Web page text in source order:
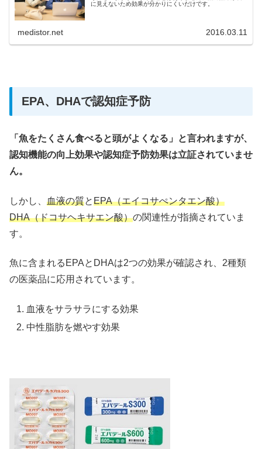
に見えないため効果が分かりにくいだけです。
medistor.net 2016.03.11
EPA、DHAで認知症予防
「魚をたくさん食べると頭がよくなる」と言われますが、
認知機能の向上効果や認知症予防効果は立証されていませ
ん。
しかし、 血液の質とEPA（エイコサぺンタエン酸）
DHA（ドコサヘキサエン酸）の関連性が指摘されていま
す。
魚に含まれるEPAとDHAは2つの効果が確認され、2種類
の医薬品に応用されています。
血液をサラサラにする効果
中性脂肪を燃やす効果